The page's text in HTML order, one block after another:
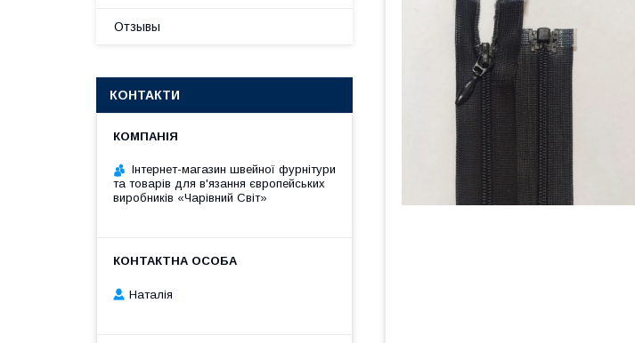
Отзывы
КОНТАКТИ
Інтернет-магазин швейної фурнітури
та товарів для в'язання європейських
виробників «Чарiвний Світ»
Наталія